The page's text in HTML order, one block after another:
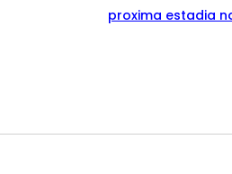
proxima estadia